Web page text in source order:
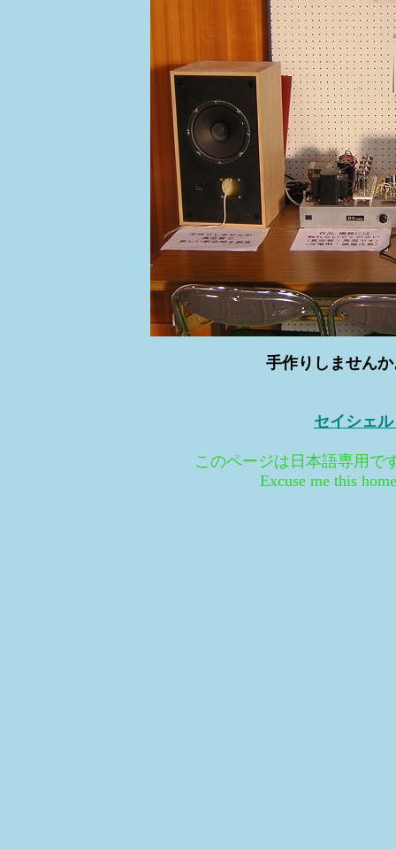
手作りしません
セイシェ
このページは日本語専用
Excuse me this